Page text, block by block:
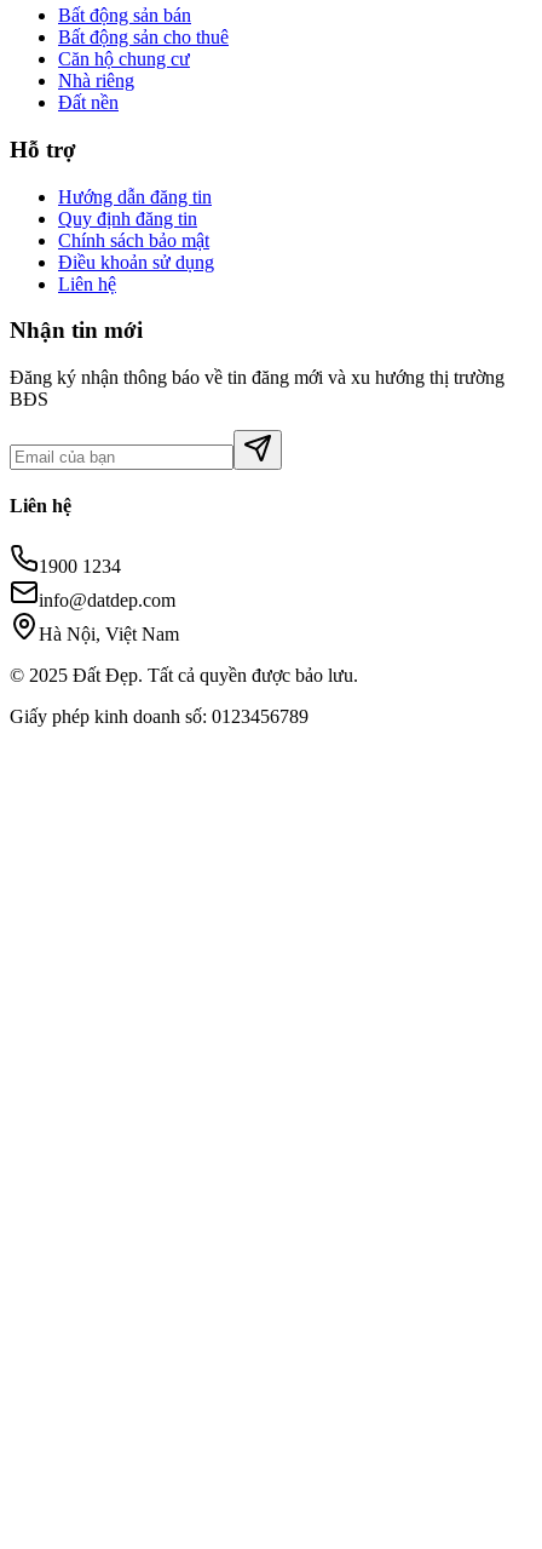
Bất động sản bán
Bất động sản cho thuê
Căn hộ chung cư
Nhà riêng
Đất nền
Hỗ trợ
Hướng dẫn đăng tin
Quy định đăng tin
Chính sách bảo mật
Điều khoản sử dụng
Liên hệ
Nhận tin mới
Đăng ký nhận thông báo về tin đăng mới và xu hướng thị trường
BĐS
Liên hệ
1900 1234
info@datdep.com
Hà Nội, Việt Nam
© 2025 Đất Đẹp. Tất cả quyền được bảo lưu.
Giấy phép kinh doanh số: 0123456789